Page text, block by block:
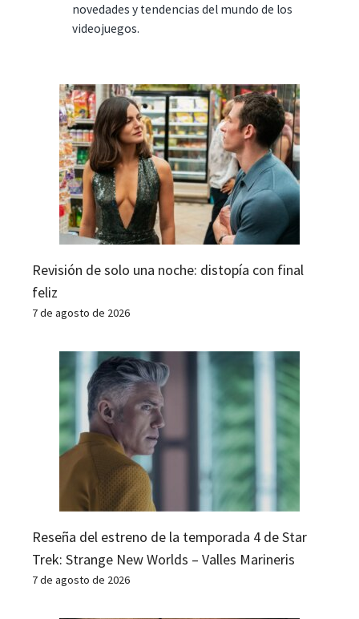
novedades y tendencias del mundo de los
videojuegos.
Revisión de solo una noche: distopía con final
feliz
7 de agosto de 2026
Reseña del estreno de la temporada 4 de Star
Trek: Strange New Worlds – Valles Marineris
7 de agosto de 2026